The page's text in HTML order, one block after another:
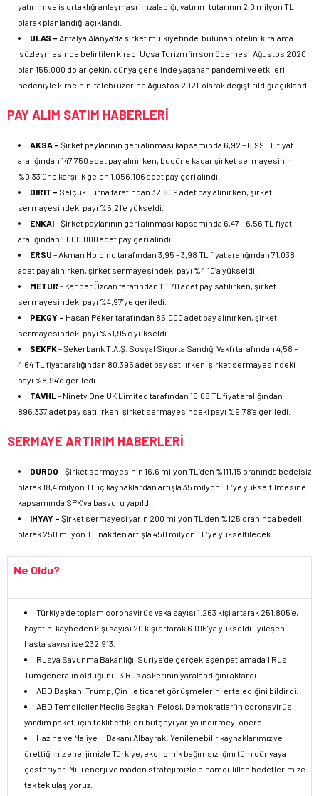
yatırım ve iş ortaklığı anlaşması imzaladığı, yatırım tutarının 2,0 milyon TL
olarak planlandığı açıklandı.
ULAS – Antalya Alanya’da şirket mülkiyetinde bulunan otelin kiralama
sözleşmesinde belirtilen kiracı Uçsa Turizm ‘in son ödemesi Ağustos 2020
olan 155.000 dolar çekin, dünya genelinde yaşanan pandemi ve etkileri
nedeniyle kiracının talebi üzerine Ağustos 2021 olarak değiştirildiği açıklandı.
PAY ALIM SATIM HABERLERİ
AKSA – Şirket paylarının geri alınması kapsamında 6,92 – 6,99 TL fiyat
aralığından 147.750 adet pay alınırken, bugüne kadar şirket sermayesinin
%0,33’üne karşılık gelen 1.056.106 adet pay geri alındı.
DIRIT – Selçuk Turna tarafından 32.809 adet pay alınırken, şirket
sermayesindeki payı %5,21’e yükseldi.
ENKAI– Şirket paylarının geri alınması kapsamında 6,47 – 6,56 TL fiyat
aralığından 1.000.000 adet pay geri alındı.
ERSU – Akman Holding tarafından 3,95 – 3,98 TL fiyat aralığından 71.038
adet pay alınırken, şirket sermayesindeki payı %4,10’a yükseldi.
METUR – Kanber Özcan tarafından 11.170 adet pay satılırken, şirket
sermayesindeki payı %4,97’ye geriledi.
PEKGY – Hasan Peker tarafından 85.000 adet pay alınırken, şirket
sermayesindeki payı %51,95’e yükseldi.
SEKFK– Şekerbank T.A.Ş. Sosyal Sigorta Sandığı Vakfı tarafından 4,58 –
4,64 TL fiyat aralığından 80.395 adet pay satılırken, şirket sermayesindeki
payı %8,94’e geriledi.
TAVHL– Ninety One UK Limited tarafından 16,68 TL fiyat aralığından
896.337 adet pay satılırken, şirket sermayesindeki payı %9,78’e geriledi.
SERMAYE ARTIRIM HABERLERİ
DURDO – Şirket sermayesinin 16,6 milyon TL’den %111,15 oranında bedelsiz
olarak 18,4 milyon TL iç kaynaklardan artışla 35 milyon TL’ye yükseltilmesine
kapsamında SPK’ya başvuru yapıldı.
IHYAY – Şirket sermayesi yarın 200 milyon TL’den %125 oranında bedelli
olarak 250 milyon TL nakden artışla 450 milyon TL’ye yükseltilecek.
Ne Oldu?
Türkiye’de toplam coronavirüs vaka sayısı 1.263 kişi artarak 251.805’e,
hayatını kaybeden kişi sayısı 20 kişi artarak 6.016’ya yükseldi. İyileşen
hasta sayısı ise 232.913.
Rusya Savunma Bakanlığı, Suriye’de gerçekleşen patlamada 1 Rus
Tümgeneralin öldüğünü, 3 Rus askerinin yaralandığını aktardı.
ABD Başkanı Trump, Çin ile ticaret görüşmelerini ertelediğini bildirdi.
ABD Temsilciler Meclis Başkanı Pelosi, Demokratlar’ın coronavirüs
yardım paketi için teklif ettikleri bütçeyi yarıya indirmeyi önerdi.
Hazine ve Maliye Bakanı Albayrak: Yenilenebilir kaynaklarımız ve
ürettiğimiz enerjimizle Türkiye, ekonomik bağımsızlığını tüm dünyaya
gösteriyor. Milli enerji ve maden stratejimizle elhamdülillah hedeflerimize
tek tek ulaşıyoruz.